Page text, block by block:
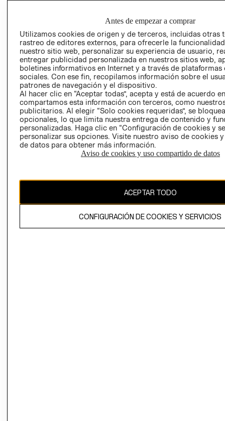
EMPRESARIAL
CONDICIONES
AVISO DE
PRIVACIDAD
GIFT CARD
AVISO DE
COOKIES
Uruguay ($U)
El contenido de esta página web está protegido por copyright y es
propiedad de H&M Hennes & Mauritz AB.
Antes de empezar a comprar
Utilizamos cookies de origen y de terceros, incluidas otras
rastreo de editores externos, para ofrecerle la
nuestro sitio web, personalizar su experiencia de usuario,
entregar publicidad personalizada en nuestros sitios web,
boletines informativos en Internet y a través de plataformas
sociales. Con ese fin, recopilamos información sobre el
patrones de navegación y el dispositivo.
Al hacer clic en “Aceptar todas”, acepta y está de acuerdo
compartamos esta información con terceros, como
publicitarios. Al elegir “Solo cookies requeridas”, se
opcionales, lo que limita nuestra entrega de contenido y
personalizadas. Haga clic en “Configuración de cookies y
personalizar sus opciones. Visite nuestro aviso de cookies
de datos para obtener más información.
Aviso de cookies y uso compartido de datos
ACEPTAR TODO
CONFIGURACIÓN DE COOKIES Y SERVICIOS